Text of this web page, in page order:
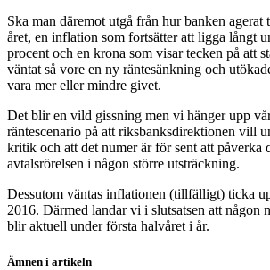
Ska man däremot utgå från hur banken agerat
året, en inflation som fortsätter att ligga långt
procent och en krona som visar tecken på att
väntat så vore en ny räntesänkning och
vara mer eller mindre givet.
Det blir en vild gissning men vi hänger upp
räntescenario på att riksbanksdirektionen vill
kritik och att det numer är för sent att påverka
avtalsrörelsen i någon större utsträckning.
Dessutom väntas inflationen (tillfälligt) ticka
2016. Därmed landar vi i slutsatsen att någon
blir aktuell under första halvåret i år.
Ämnen i artikeln